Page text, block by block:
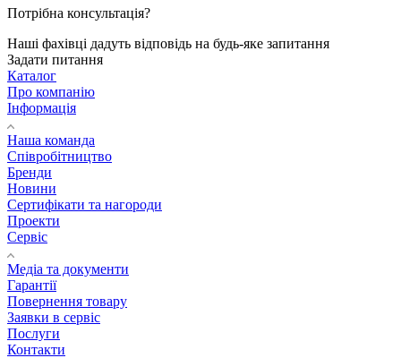
Потрібна консультація?
Наші фахівці дадуть відповідь на будь-яке запитання
Задати питання
Каталог
Про компанію
Інформація
Наша команда
Співробітництво
Бренди
Новини
Сертифікати та нагороди
Проекти
Сервіс
Медіа та документи
Гарантії
Повернення товару
Заявки в сервіс
Послуги
Контакти